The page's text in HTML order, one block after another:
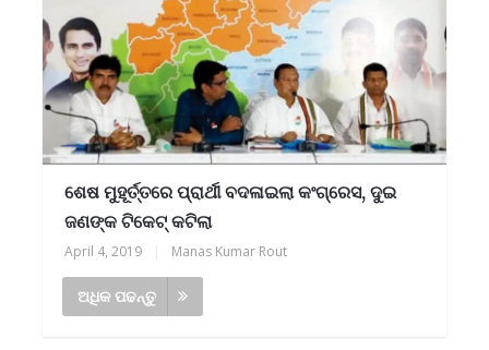
ଶେଷ ମୁହୂର୍ତ୍ତରେ ପ୍ରାର୍ଥୀ ବଦଳାଇଲା କଂଗ୍ରେସ, ଦୁଇ
ଜଣଙ୍କ ଟିକେଟ୍ କଟିଲା
April 4, 2019 Manas Kumar Rout
ଅଧିକ ପଢନ୍ତୁ